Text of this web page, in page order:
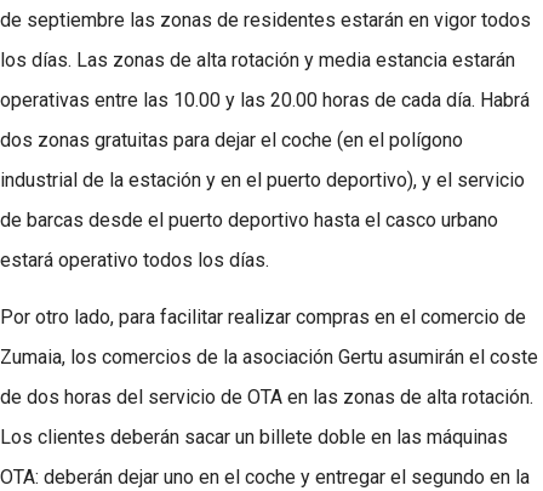
de septiembre las zonas de residentes estarán en vigor todos
los días. Las zonas de alta rotación y media estancia estarán
operativas entre las 10.00 y las 20.00 horas de cada día. Habrá
dos zonas gratuitas para dejar el coche (en el polígono
industrial de la estación y en el puerto deportivo), y el servicio
de barcas desde el puerto deportivo hasta el casco urbano
estará operativo todos los días.
Por otro lado, para facilitar realizar compras en el comercio de
Zumaia, los comercios de la asociación Gertu asumirán el coste
de dos horas del servicio de OTA en las zonas de alta rotación.
Los clientes deberán sacar un billete doble en las máquinas
OTA: deberán dejar uno en el coche y entregar el segundo en la